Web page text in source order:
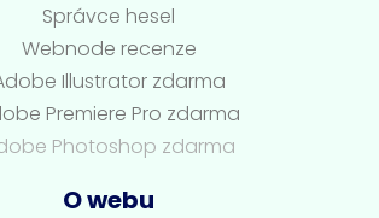
Správce hesel
Webnode recenze
Illustrator zdarma
Premiere Pro zdarma
Photoshop zdarma
O webu